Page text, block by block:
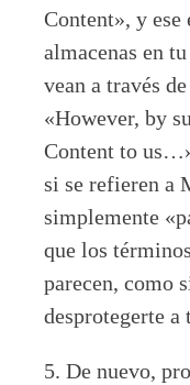
Content», y ese
almacenas en
vean a través
«However, by
Content to
si se refieren a
simplemente
que los
parecen, como
desprotegerte a
5. De nuevo,